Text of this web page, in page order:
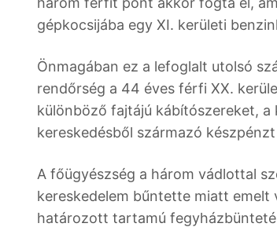
gépkocsijába egy XI. kerületi
Önmagában ez a lefoglalt utolsó
rendőrség a 44 éves férfi XX.
különböző fajtájú kábítószereket,
kereskedésből származó
A főügyészség a három vádlottal
kereskedelem bűntette miatt emelt
határozott tartamú